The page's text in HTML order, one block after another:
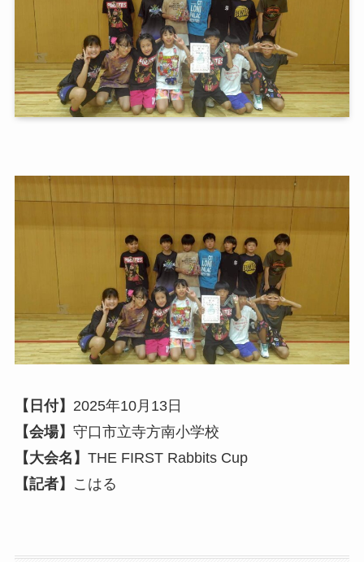
【日付】 2025年10月13日
【会場】 守口市立寺方南小学校
【大会名】 THE FIRST Rabbits Cup
【記者】
こはる